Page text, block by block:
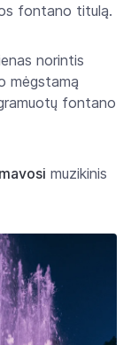
fontano titulą.
norintis
mėgstamą
fontano
muzikinis